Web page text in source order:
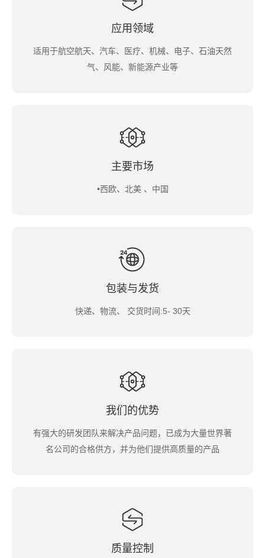
应用领域
适用于航空航天、汽车、医疗、机械、电子、石油天然
气、风能、新能源产业等
主要市场
•西欧、北美 、中国
包装与发货
快递、物流、 交货时间:5- 30天
我们的优势
有强大的研发团队来解决产品问题，已成为大量世界著
名公司的合格供方，并为他们提供高质量的产品
质量控制